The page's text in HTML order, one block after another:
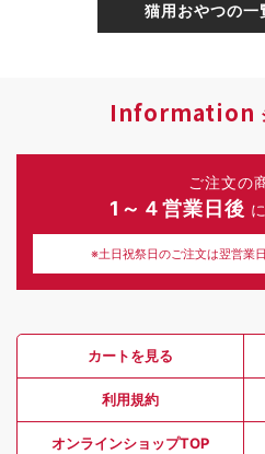
猫用おやつの一
Information
ご注文の
1～４営業日後
※土日祝祭日のご注文は翌営業
カートを見る
利用規約
オンラインショップTOP